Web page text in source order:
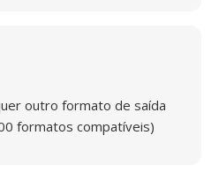
outro formato de saída
formatos compatíveis)